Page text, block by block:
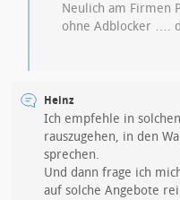
Neulich am Firmen
ohne Adblocker ….
Heinz
Ich empfehle in
rauszugehen, in den
sprechen.
Und dann frage ich
auf solche Angebote